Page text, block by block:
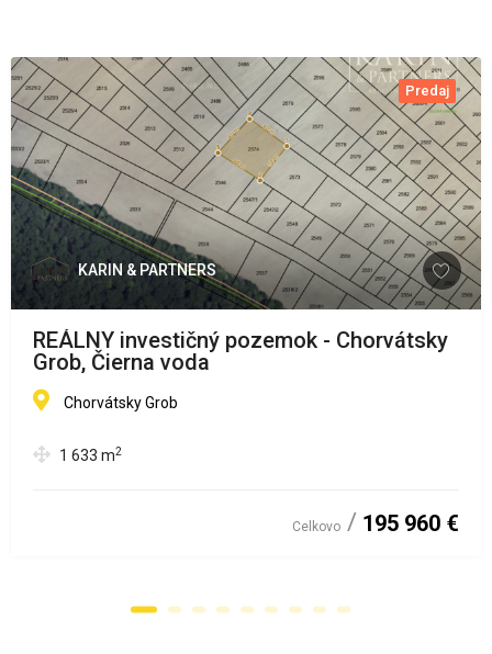
Predaj
KARIN & PARTNERS
REÁLNY investičný pozemok - Chorvátsky
Grob, Čierna voda
Chorvátsky Grob
1 633 m2
Celkovo 195 960 €